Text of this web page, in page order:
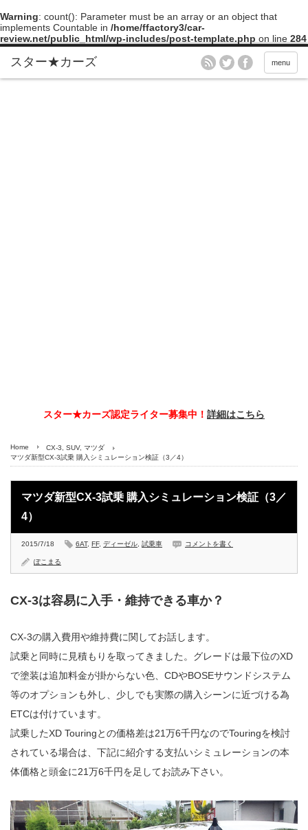
Warning: count(): Parameter must be an array or an object that
implements Countable in /home/ffactory3/car-
review.net/public_html/wp-includes/post-template.php on line 284
menu
スター★カーズ認定ライター募集中！ 詳細はこちら
Home CX-3 SUV, マツダ
マツダ新型CX-3試乗 購入シミュレーション検証（3／4）
マツダ新型CX-3試乗 購入シミュレーション検証（3／
4）
2015/7/18 6AT, FF, ディーゼル 試乗車 コメントを書く
ぽこまる
CX-3は容易に入手・維持できる車か？
CX-3の購入費用や維持費に関してお話します。
試乗と同時に見積もりを取ってきました。グレードは最下位のXD
で塗装は追加料金が掛からない色、CDやBOSEサウンドシステム
等のオプションも外し、少しでも実際の購入シーンに近づける為
ETCは付けています。
試乗したXD Touringとの価格差は21万6千円なのでTouringを検討
されている場合は、下記に紹介する支払いシミュレーションの本
体価格と頭金に21万6千円を足してお読み下さい。